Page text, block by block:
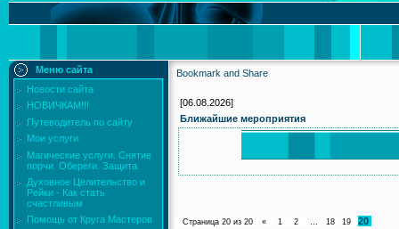
Меню сайта
Новости сайта
НОВИЧКАМ!!!
Путеводитель по сайту
Мои услуги
Магические услуги. Снятие
порчи. Обереги. Защита.
Духовное Целительство и
Рейки - Как стать
счастливым
Помощь от Круга Мастеров
[06.08.2026]
Ближайшие мероприятия
Страница 20 из 20 « 1 2 … 18 19 20